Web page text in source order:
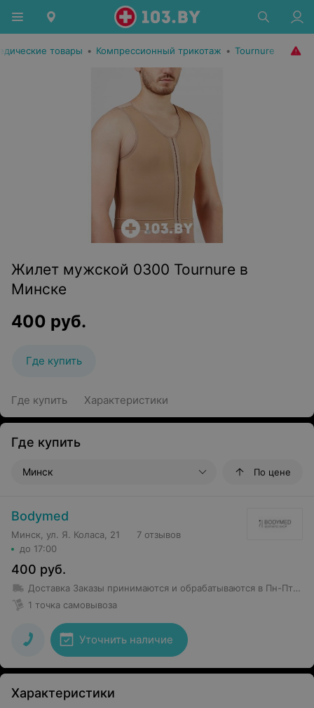
товары • Компрессионный трикотаж • Tournure
Жилет мужской 0300 Tournure в
Минске
400 руб.
Где купить
Где купить Характеристики
Где купить
Минск По цене
Bodymed
Минск, ул. Я. Коласа, 21
до 17:00
7 отзывов
400 руб.
Доставка Заказы принимаются и обрабатываются в Пн-Пт 09:00-17:00 Доставка заказов: Пн-Пт 09:00-17:00, Сб, Вс: выходной. Доставляются все заказы на следующий рабочий день. Заказы, принятые в субботу и воскресенье, доставляются в понедельник. Доставка товара по РБ бесплатно при заказе свыше 160 руб.
1 точка самовывоза
Уточнить наличие
Характеристики